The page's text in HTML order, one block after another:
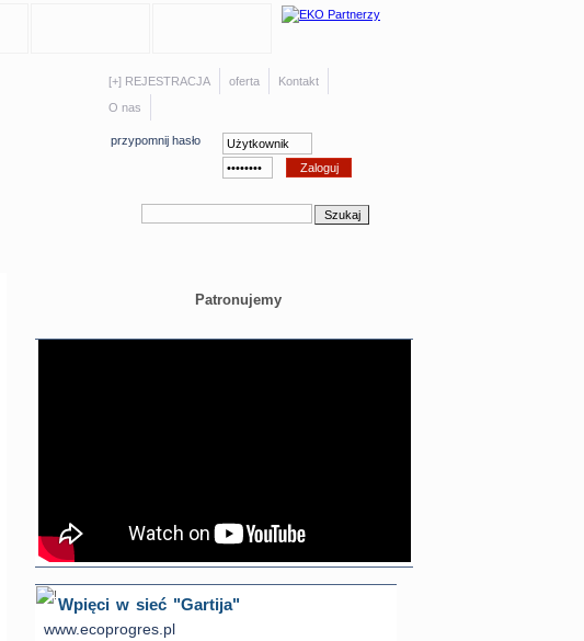
[+] REJESTRACJA oferta
Kontakt
O nas
przypomnij hasło
Patronujemy
Wpięci w sieć "Gartija"
www.ecoprogres.pl